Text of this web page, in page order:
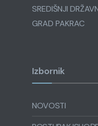
SREDIŠNJI
GRAD PAKRAC
Izbornik
NOVOSTI